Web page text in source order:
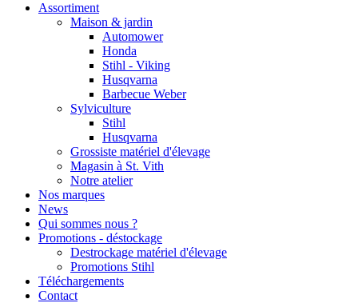
Assortiment
Maison & jardin
Automower
Honda
Stihl - Viking
Husqvarna
Barbecue Weber
Sylviculture
Stihl
Husqvarna
Grossiste matériel d'élevage
Magasin à St. Vith
Notre atelier
Nos marques
News
Qui sommes nous ?
Promotions - déstockage
Destrockage matériel d'élevage
Promotions Stihl
Téléchargements
Contact